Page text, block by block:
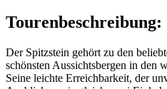
Tourenbeschreibung:
Der Spitzstein gehört zu den
schönsten Aussichtsbergen in den
Seine leichte Erreichbarkeit, der